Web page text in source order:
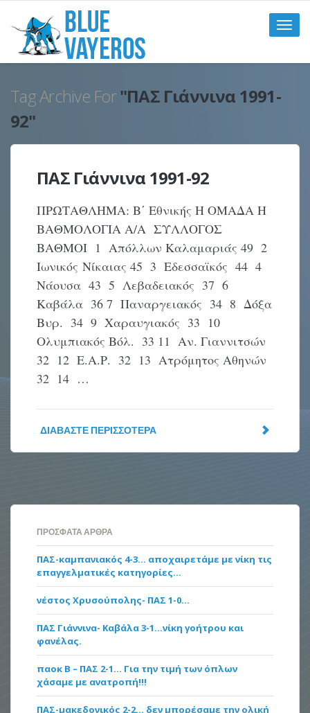
Toggle
Tag Archive For"ΠΑΣ Γιάννινα 1991-
92"
ΠΑΣ Γιάννινα 1991-92
ΠΡΩΤΑΘΛΗΜΑ: Β΄ Εθνικής Η ΟΜΑΔΑ Η
ΒΑΘΜΟΛΟΓΙΑ Α/Α ΣΥΛΛΟΓΟΣ
ΒΑΘΜΟΙ 1 Απόλλων Καλαμαριάς 49 2
Ιωνικός Νίκαιας 45 3 Εδεσσαϊκός 44 4
Νάουσα 43 5 Λεβαδειακός 37 6
Καβάλα 36 7 Παναργειακός 34 8 Δόξα
Βυρ. 34 9 Χαραυγιακός 33 10
Ολυμπιακός Βόλ. 33 11 Αν. Γιαννιτσών
32 12 Ε.Α.Ρ. 32 13 Ατρόμητος Αθηνών
32 14 …
ΔΙΑΒΆΣΤΕ ΠΕΡΙΣΣΌΤΕΡΑ
ΠΡΌΣΦΑΤΑ ΆΡΘΡΑ
ΠΑΣ-καμπανιακός 4-3… αποχαιρετάμε με νίκη τις
επαγγελματικές κατηγορίες…
νέστος Χρυσούπολης- ΠΑΣ 1-0…
ΠΑΣ Γιάννινα- Καβάλα 3-1…νίκη γοήτρου και
φανέλας.
παοκ Β – ΠΑΣ 2-1… Για την τιμή των όπλων
χάσαμε με ανατροπή!!!
ΠΑΣ-μακεδονικός 2-2… δεν μπορέσαμε την ολική